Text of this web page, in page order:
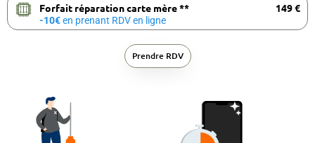
Forfait réparation carte mère ** 149 €
-10€en prenant RDV en ligne
Prendre RDV